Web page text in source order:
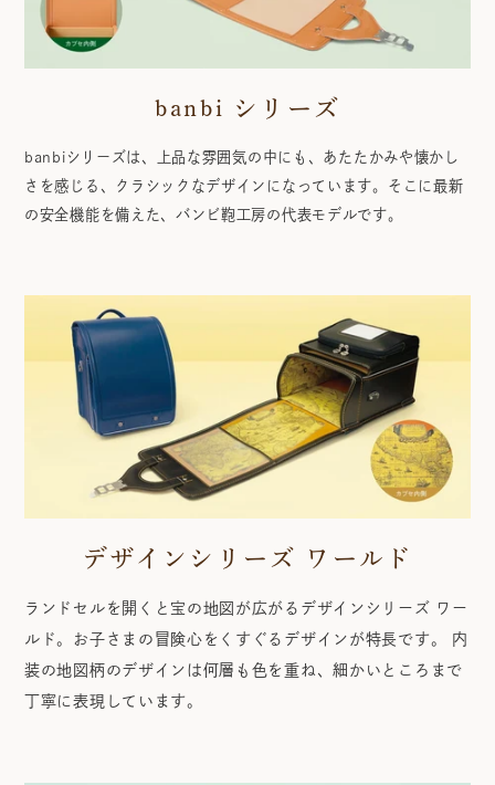
banbi シリーズ
banbiシリーズは、上品な雰囲気の中にも、あたたかみや懐かし
さを感じる、クラシックなデザインになっています。そこに最新
の安全機能を備えた、バンビ鞄工房の代表モデルです。
デザインシリーズ ワールド
ランドセルを開くと宝の地図が広がるデザインシリーズ ワー
ルド。お子さまの冒険心をくすぐるデザインが特長です。 内
装の地図柄のデザインは何層も色を重ね、細かいところまで
丁寧に表現しています。